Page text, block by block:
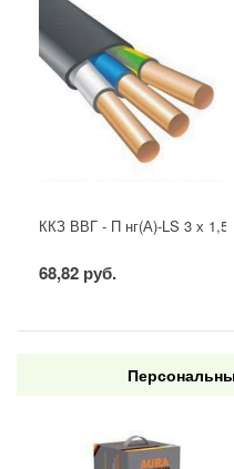
ККЗ ВВГ - П нг(А)-LS 3 х 1,5
68,82 руб.